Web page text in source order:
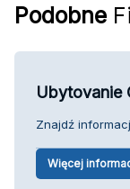
Podobne
Ubytovanie
Znajdź
Więcej